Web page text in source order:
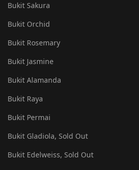
Bukit Sakura
Bukit Orchid
Bukit Rosemary
Bukit Jasmine
Bukit Alamanda
Bukit Raya
Bukit Permai
Bukit Gladiola, Sold Out
Bukit Edelweiss, Sold Out